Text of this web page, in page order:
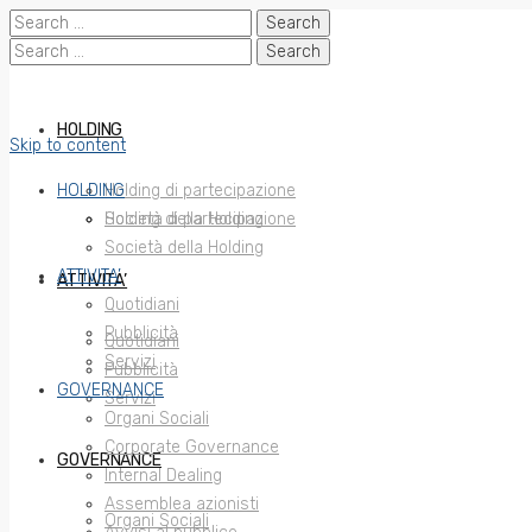
Search
for:
Search
HOLDING
Holding di partecipazione
Società della Holding
ATTIVITA’
Quotidiani
Pubblicità
Servizi
GOVERNANCE
Organi Sociali
Skip to content
HOLDING
Holding di partecipazione
Società della Holding
ATTIVITA’
Quotidiani
Pubblicità
Servizi
GOVERNANCE
Organi Sociali
Corporate Governance
Internal Dealing
Assemblea azionisti